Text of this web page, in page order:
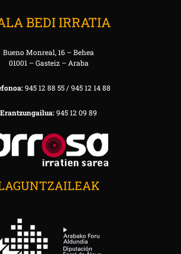
BEDI IRRATIA
Bueno Monreal, 16 – Behea
01001 – Gasteiz – Araba
945 12 88 55 / 945 12 14 88
Erantzungailua:945 12 09 89